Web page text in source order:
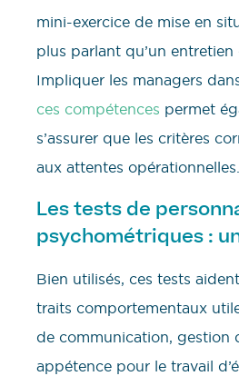
mini-exercice de mise en
plus parlant qu’un
Impliquer les managers
ces compétences permet
s’assurer que les critères
aux attentes opérationnelles.
Les tests de
psychométriques :
Bien utilisés, ces tests
traits comportementaux
de communication, gestion
appétence pour le travail